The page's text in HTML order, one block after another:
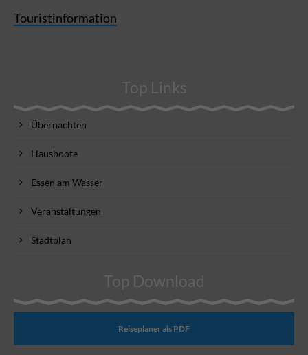
Touristinformation
Top Links
Übernachten
Hausboote
Essen am Wasser
Veranstaltungen
Stadtplan
Top Download
Reiseplaner als PDF